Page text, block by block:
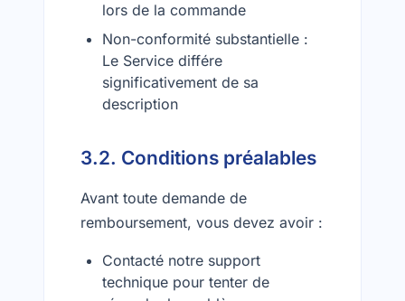
lors de la commande
Non-conformité substantielle :
Le Service différe
significativement de sa
description
3.2. Conditions préalables
Avant toute demande de
remboursement, vous devez avoir :
Contacté notre support
technique pour tenter de